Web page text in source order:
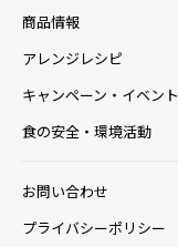
商品情報
アレンジレシピ
キャンペーン・イベント
食の安全・環境活動
お問い合わせ
プライバシーポリシー